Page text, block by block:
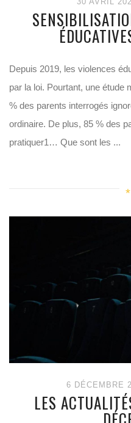
Depuis 2019, les violences
par la loi. Pourtant, une étude
% des parents interrogés
ordinaire. De plus, 85 % des
pratiquer1… Que sont les ...
6 DÉCEMBRE
LES